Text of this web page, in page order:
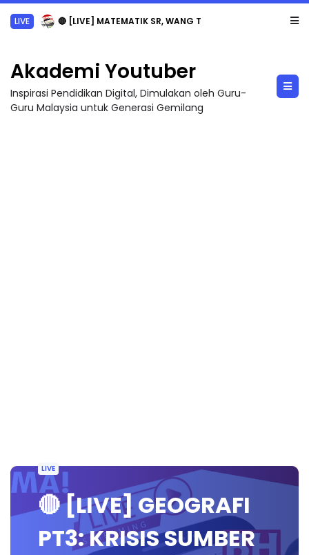
LIVE 🔴 [LIVE] MATEMATIK SR, WANG TAHUN 6 OLEH CIKGU ANITA #ALLINONE #141 #...
Akademi Youtuber
Inspirasi Pendidikan Digital, Dimulakan oleh Guru-
Guru Malaysia untuk Generasi Gemilang
LIVE
🔴 [LIVE] GEOGRAFI
PT3: KRISIS SUMBER